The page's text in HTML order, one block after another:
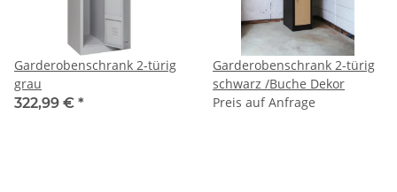
Garderobenschrank 2-türig
grau
322,99 € *
Garderobenschrank 2-türig
schwarz /Buche Dekor
Preis auf Anfrage